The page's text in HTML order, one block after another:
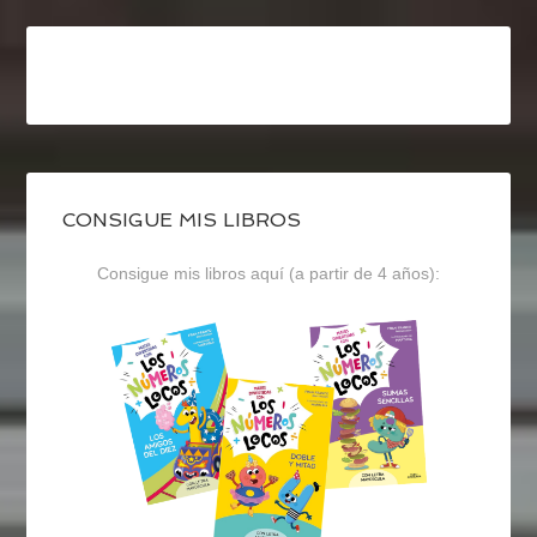
CONSIGUE MIS LIBROS
Consigue mis libros aquí (a partir de 4 años):